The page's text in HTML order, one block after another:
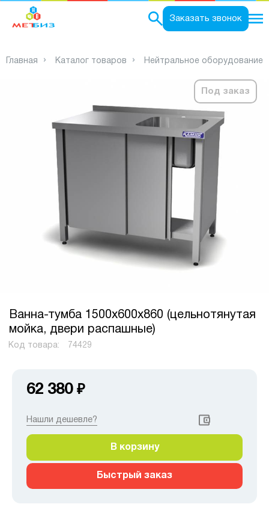
Заказать звонок
Главная Каталог товаров Нейтральное оборудование
Под заказ
Ванна-тумба 1500x600x860 (цельнотянутая
мойка, двери распашные)
Код товара: 74429
62 380 ₽
Нашли дешевле?
В корзину
Быстрый заказ